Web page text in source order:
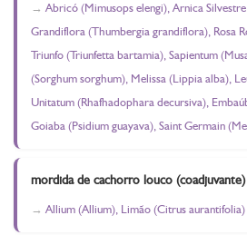
Abricó (Mimusops elengi), Arnica
Grandiflora (Thumbergia grandiflora), Rosa
Triunfo (Triunfetta bartamia), Sapientum
(Sorghum sorghum), Melissa (Lippia alba),
Unitatum (Rhafhadophara decursiva),
Goiaba (Psidium guayava), Saint Germain
mordida de cachorro louco (coadjuvante)
Allium (Allium), Limão (Citrus aurantifolia)